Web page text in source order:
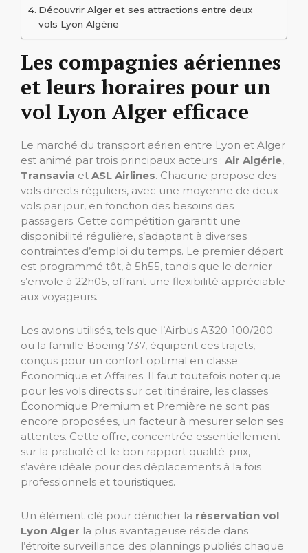
Découvrir Alger et ses attractions entre deux
vols Lyon Algérie
Les compagnies aériennes
et leurs horaires pour un
vol Lyon Alger efficace
Le marché du transport aérien entre Lyon et Alger
est animé par trois principaux acteurs : Air Algérie,
Transavia et ASL Airlines. Chacune propose des
vols directs réguliers, avec une moyenne de deux
vols par jour, en fonction des besoins des
passagers. Cette compétition garantit une
disponibilité régulière, s’adaptant à diverses
contraintes d’emploi du temps. Le premier départ
est programmé tôt, à 5h55, tandis que le dernier
s’envole à 22h05, offrant une flexibilité appréciable
aux voyageurs.
Les avions utilisés, tels que l’Airbus A320-100/200
ou la famille Boeing 737, équipent ces trajets,
conçus pour un confort optimal en classe
Économique et Affaires. Il faut toutefois noter que
pour les vols directs sur cet itinéraire, les classes
Économique Premium et Première ne sont pas
encore proposées, un facteur à mesurer selon ses
attentes. Cette offre, concentrée essentiellement
sur la praticité et le bon rapport qualité-prix,
s’avère idéale pour des déplacements à la fois
professionnels et touristiques.
Un élément clé pour dénicher la réservation vol
Lyon Alger la plus avantageuse réside dans
l’étroite surveillance des plannings publiés chaque